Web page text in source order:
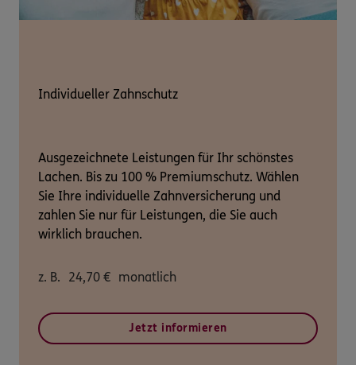
Individueller Zahnschutz
Ausgezeichnete Leistungen für Ihr schönstes
Lachen. Bis zu 100 % Premiumschutz. Wählen
Sie Ihre individuelle Zahnversicherung und
zahlen Sie nur für Leistungen, die Sie auch
wirklich brauchen.
z. B. 24,70 € monatlich
Jetzt informieren